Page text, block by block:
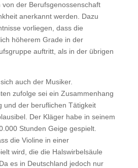
der Berufsgenossenschaft
anerkannt werden. Dazu
vorliegen, dass die
höherem Grade in der
auftritt, als in der übrigen
auch der Musiker.
zufolge sei ein Zusammenhang
und der beruflichen Tätigkeit
Der Kläger habe in seinem
Stunden Geige gespielt.
die Violine in einer
wird, die die Halswirbelsäule
es in Deutschland jedoch nur